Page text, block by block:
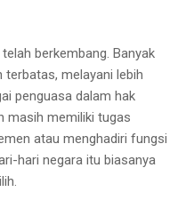
berkembang. Banyak
terbatas, melayani lebih
penguasa dalam hak
masih memiliki tugas
atau menghadiri fungsi
hari negara itu biasanya